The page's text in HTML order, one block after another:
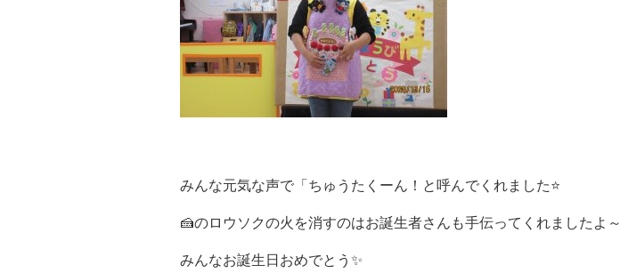
みんな元気な声で「ちゅうたくーん！と呼んでくれました⭐
🍰のロウソクの火を消すのはお誕生者さんも手伝ってくれましたよ～
みんなお誕生日おめでとう✨